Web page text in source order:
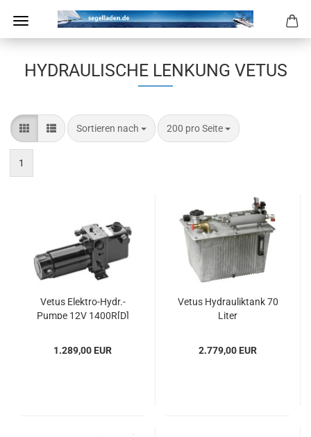
HYDRAULISCHE LENKUNG VETUS
Sortieren nach
Sortieren nach 200 pro Seite
pro Seite
1
Vetus Elektro-​​Hydr.-​
Pumpe 12V 1400R[D]
1.289,00 EUR
Vetus Hy­drau­lik­tank 70
Liter
2.779,00 EUR